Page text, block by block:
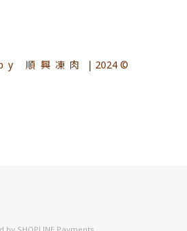
順興凍肉 | 2024 ©